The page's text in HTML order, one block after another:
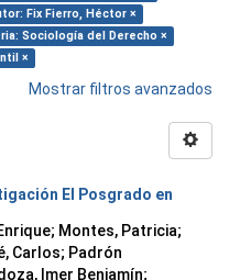
Fix Fierro, Héctor ×
Sociología del Derecho ×
×
Mostrar filtros avanzados
El Posgrado en
; Montes, Patricia;
Carlos; Padrón
Imer Benjamín;